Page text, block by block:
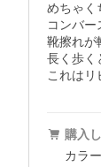
めちゃく
コンバ
靴擦れが
長く歩く
これはリ
購入
カラ